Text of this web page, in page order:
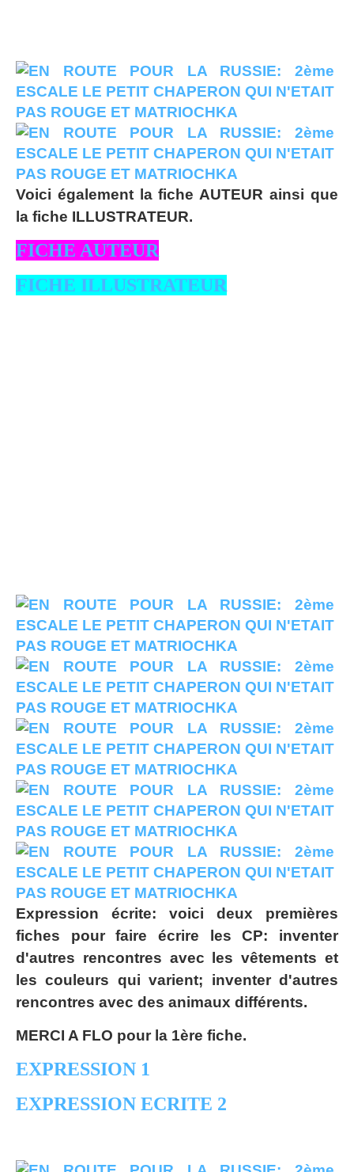
Voici également la fiche AUTEUR ainsi que
la fiche ILLUSTRATEUR.
FICHE AUTEUR
FICHE ILLUSTRATEUR
Expression écrite: voici deux premières
fiches pour faire écrire les CP: inventer
d'autres rencontres avec les vêtements et
les couleurs qui varient; inventer d'autres
rencontres avec des animaux différents.
MERCI A FLO pour la 1ère fiche.
EXPRESSION 1
EXPRESSION ECRITE 2